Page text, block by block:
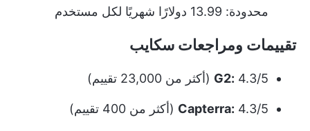
محدودة: 13.99 دولارًا شهريًا لكل مستخدم
تقييمات ومراجعات سكايب
G2: 4.3/5 (أكثر من 23,000 تقييم)
Capterra: 4.3/5 (أكثر من 400 تقييم)